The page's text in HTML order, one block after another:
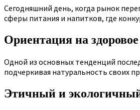
Сегодняшний день, когда рынок
сферы питания и напитков, где
Ориентация на
Одной из основных тенденций
подчеркивая натуральность своих
Этичный и